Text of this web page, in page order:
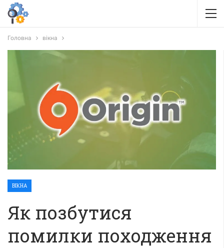
Головна вікна
ВІКНА
Як позбутися
помилки походження